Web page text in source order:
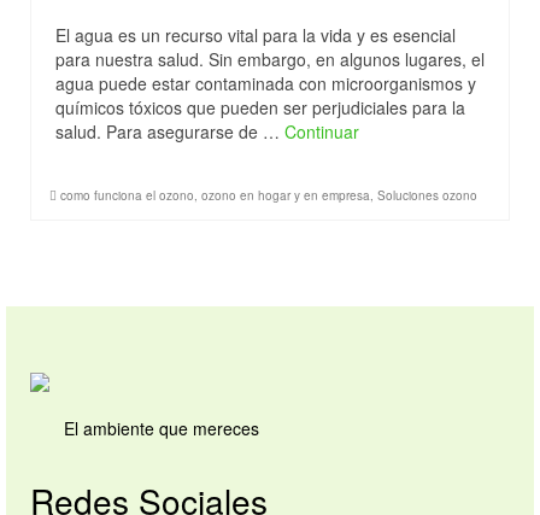
El agua es un recurso vital para la vida y es esencial
para nuestra salud. Sin embargo, en algunos lugares, el
agua puede estar contaminada con microorganismos y
químicos tóxicos que pueden ser perjudiciales para la
salud. Para asegurarse de … Continuar
como funciona el ozono, ozono en hogar y en empresa, Soluciones ozono
El ambiente que mereces
Redes Sociales